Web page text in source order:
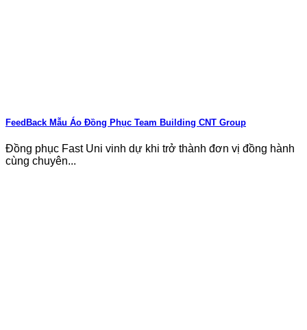
FeedBack Mẫu Áo Đồng Phục Team Building CNT Group
Đồng phục Fast Uni vinh dự khi trở thành đơn vị đồng hành
cùng chuyên...